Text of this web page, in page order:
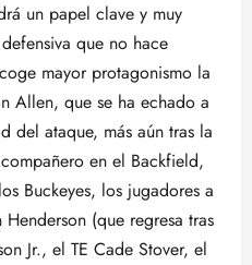
un papel clave y muy
que no hace
mayor protagonismo la
Allen, que se ha echado a
del ataque, más aún tras la
en el Backfield,
Buckeyes, los jugadores a
Henderson (que regresa tras
Jr., el TE Cade Stover, el